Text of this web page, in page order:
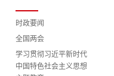
时政要闻
全国两会
学习贯彻习近平新时代
中国特色社会主义思想